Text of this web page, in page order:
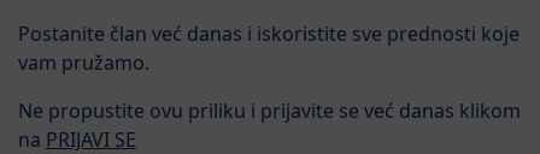
Postanite član već danas i iskoristite sve prednosti koje
vam pružamo.
Ne propustite ovu priliku i prijavite se već danas klikom
na PRIJAVI SE